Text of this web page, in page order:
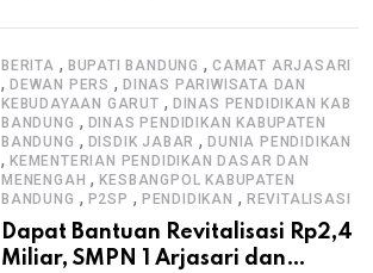
BERITA , BUPATI BANDUNG ,CAMAT ARJASARI
, DEWAN PERS , DINAS PARIWISATA DAN
KEBUDAYAAN GARUT , DINAS PENDIDIKAN KAB
BANDUNG , DINAS PENDIDIKAN KABUPATEN
BANDUNG , DISDIK JABAR ,DUNIA PENDIDIKAN
, KEMENTERIAN PENDIDIKAN DASAR DAN
MENENGAH ,KESBANGPOL KABUPATEN
BANDUNG , P2SP , PENDIDIKAN , REVITALISASI
Dapat Bantuan Revitalisasi Rp2,4
Miliar, SMPN 1 Arjasari dan